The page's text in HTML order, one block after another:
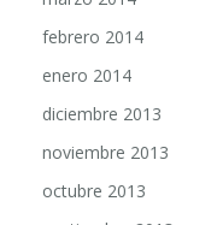
febrero 2014
enero 2014
diciembre 2013
noviembre 2013
octubre 2013
septiembre 2013